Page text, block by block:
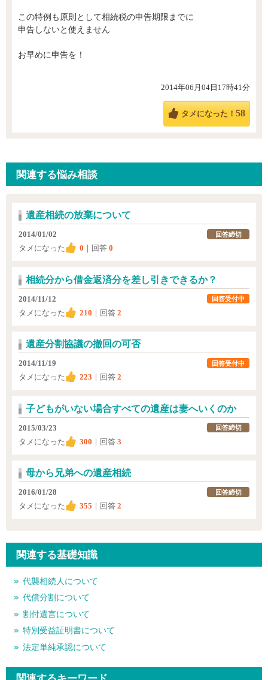
この特例も原則として相続税の申告期限までに
申告しないと使えません
お早めに申告を！
2014年06月04日17時41分
タメになった！ 58
関連する悩み相談
遺産相続の放棄について
2014/01/02
タメになった
0 ｜回答 0
回答締切
相続分から借金返済分を差し引きできるか？
2014/11/12
タメになった
210 ｜回答 2
回答受付中
遺産分割協議の撤回の可否
2014/11/19
タメになった
223 ｜回答 2
回答受付中
子どもがいない場合すべての遺産は妻へいくのか
2015/03/23
タメになった
300 ｜回答 3
回答締切
母から兄弟への遺産相続
2016/01/28
タメになった
355 ｜回答 2
回答締切
関連する基礎知識
代襲相続人について
代償分割について
割付遺言について
特別受益証明書について
法定単純承認について